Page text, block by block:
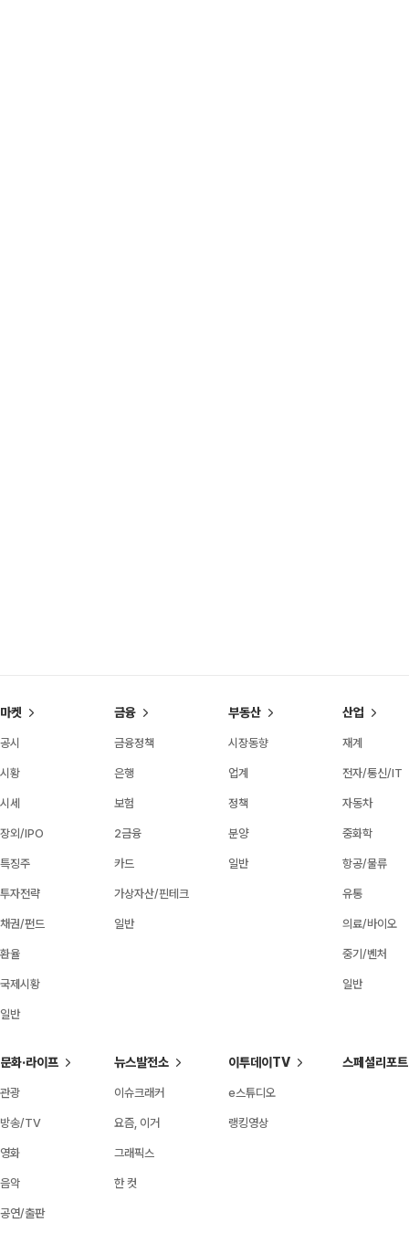
마켓
공시
시황
시세
장외/IPO
특징주
투자전략
채권/펀드
환율
국제시황
일반
금융
금융정책
은행
보험
2금융
카드
가상자산/핀테크
일반
부동산
시장동향
업계
정책
분양
일반
산업
재계
전자/통신/IT
자동차
중화학
항공/물류
유통
의료/바이오
중기/벤처
일반
문화·라이프
관광
방송/TV
영화
음악
공연/출판
뉴스발전소
이슈크래커
요즘, 이거
그래픽스
한 컷
이투데이TV
e스튜디오
랭킹영상
스페셜리포트